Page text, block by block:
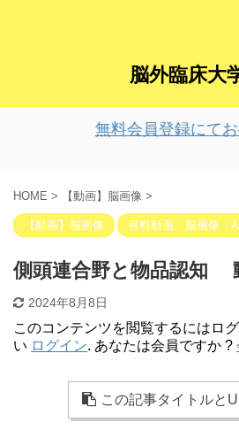
脳外臨床大
無料会員登録にて
HOME > 【動画】脳画像 >
【動画】脳画像 有料動画 脳画像・
側頭連合野と物品認知
2024年8月8日
このコンテンツを閲覧するにはロ
い ログイン. あなたは会員ですか ?
この記事タイトルと